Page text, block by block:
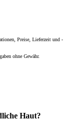
Preise, Lieferzeit und -
ohne Gewähr.
Haut?